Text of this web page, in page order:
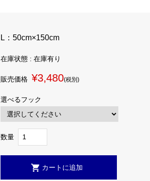
L：50cm×150cm
在庫状態 : 在庫有り
販売価格 ¥3,480(税別)
選べるフック
数量